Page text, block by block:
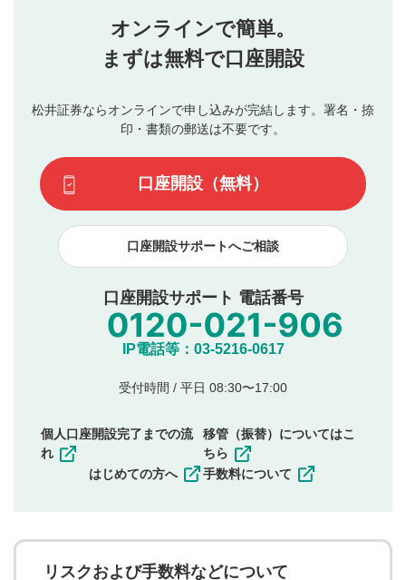
投稿するボタン
星で評価をすると投稿できます。（お名前とコメント
動画の評価
です）
行ってください。
当社は、利用者同士、もしくは利用者と第三者間のトラ
ブルによって生じた損害に対して一切の責任を負いませ
評価およびコメントは当社にて審査のうえ、掲載となり
ます。掲載されるまでに日数がかかる場合や掲載されない
てはお答えできません。各動画コンテンツへの掲載をもっ
て結果のご連絡といたします。ご了承ください。
下記の項目に該当すると判断された投稿内容は、掲載を
見合わせる場合がございます。
本動画コンテンツとは無関係の内容の投稿
他者への誹謗中傷や差別的表現投稿
公序良俗に反する内容の投稿
氏名、住所、電話番号など個人を特定できる情報の
他のサイトへの誘導や営利目的、広告・宣伝を目
他者の権利（商標、著作権、その他の知的財産
同一内容の多重投稿
その他当社が不適切と判断した投稿
一度投稿した評価およびコメントの変更・削除はできま
ことを承諾したものとします。また、利用者は、コメント
に関する著作者人格権を行使しないことに同意します。利
オンラインで簡単。
まずは無料で口座開設
松井証券ならオンラインで申し込みが完結します。署名・捺
印・書類の郵送は不要です。
口座開設（無料）
口座開設サポートへご相談
口座開設サポート 電話番号
IP電話等：03-5216-0617
受付時間 / 平日 08:30〜17:00
個人口座開設完了までの流
れ
はじめての方へ
移管（振替）についてはこ
ちら
手数料について
リスクおよび手数料などについて